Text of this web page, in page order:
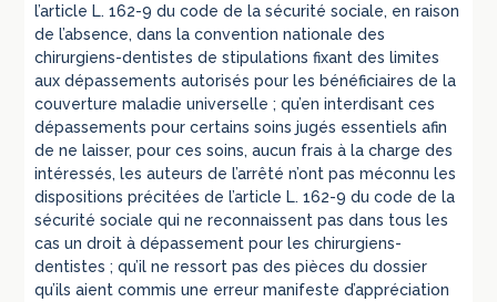
l’article L. 162-9 du code de la sécurité sociale, en raison
de l’absence, dans la convention nationale des
chirurgiens-dentistes de stipulations fixant des limites
aux dépassements autorisés pour les bénéficiaires de la
couverture maladie universelle ; qu’en interdisant ces
dépassements pour certains soins jugés essentiels afin
de ne laisser, pour ces soins, aucun frais à la charge des
intéressés, les auteurs de l’arrêté n’ont pas méconnu les
dispositions précitées de l’article L. 162-9 du code de la
sécurité sociale qui ne reconnaissent pas dans tous les
cas un droit à dépassement pour les chirurgiens-
dentistes ; qu’il ne ressort pas des pièces du dossier
qu’ils aient commis une erreur manifeste d’appréciation